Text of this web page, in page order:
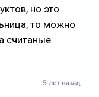
но это
то можно
считаные
5 лет назад